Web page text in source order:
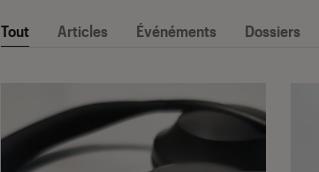
Tout Articles Événéments Dossiers